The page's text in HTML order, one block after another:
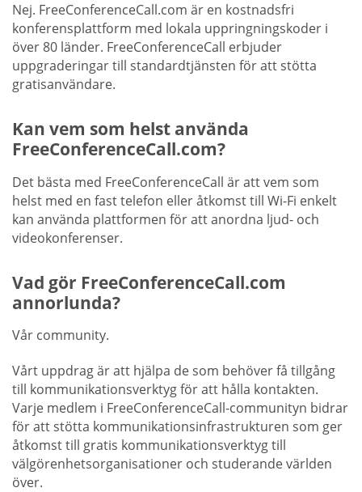
Nej. FreeConferenceCall.com är en kostnadsfri
konferensplattform med lokala uppringningskoder i
över 80 länder. FreeConferenceCall erbjuder
uppgraderingar till standardtjänsten för att stötta
gratisanvändare.
Kan vem som helst använda
FreeConferenceCall.com?
Det bästa med FreeConferenceCall är att vem som
helst med en fast telefon eller åtkomst till Wi-Fi enkelt
kan använda plattformen för att anordna ljud- och
videokonferenser.
Vad gör FreeConferenceCall.com
annorlunda?
Vår community.
Vårt uppdrag är att hjälpa de som behöver få tillgång
till kommunikationsverktyg för att hålla kontakten.
Varje medlem i FreeConferenceCall-communityn bidrar
för att stötta kommunikationsinfrastrukturen som ger
åtkomst till gratis kommunikationsverktyg till
välgörenhetsorganisationer och studerande världen
över.